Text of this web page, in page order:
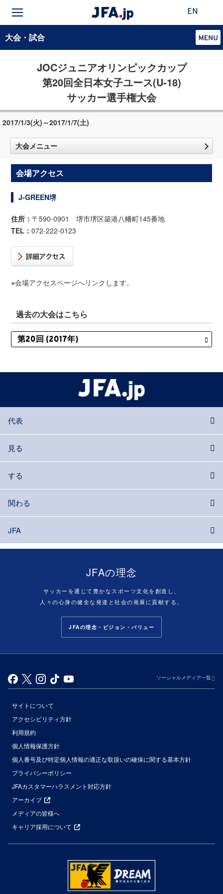
EN
大会・試合
JOCジュニアオリンピックカップ
第20回全日本女子ユース(U-18)
サッカー選手権大会
2017/1/3(火)～2017/1/7(土)
大会メニュー
会場アクセス
J-GREEN堺
住所： 〒590-0901 堺市堺区築港八幡町145番地
TEL：072-222-0123
※会場アクセスページへリンクします。
過去の大会はこちら
代表
見る
する
関わる
JFA
JFAの理念
サッカーを通じて豊かなスポーツ文化を創造し、
人々の心身の健全な発達と社会の発展に貢献する。
JFAの理念・ビジョン・バリュー
ソーシャルメディア一覧
サイトについて
アクセシビリティ方針
利用規約
個人情報保護方針
個人番号及び特定個人情報の適正な取扱いの確保に関する基本方針
プライバシーポリシー
JFAカスタマーハラスメント対応方針
アーカイブ
メディアの皆様へ
キャリア採用について